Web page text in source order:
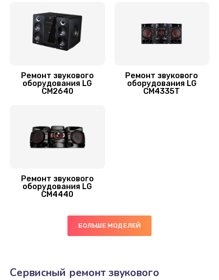
Ремонт звукового
оборудования LG
CM2640
Ремонт звукового
оборудования LG
CM4335T
Ремонт звукового
оборудования LG
CM4440
БОЛЬШЕ МОДЕЛЕЙ
Сервисный ремонт звукового